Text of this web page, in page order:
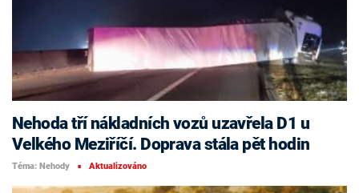
Nehoda tří nákladních vozů uzavřela D1 u
Velkého Meziříčí. Doprava stála pět hodin
Téma: Nehody ■ Aktualizováno